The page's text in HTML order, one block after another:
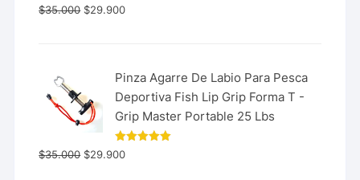
Valorado
con
$35.000 $29.900
Pinza Agarre De Labio Para Pesca
Deportiva Fish Lip Grip Forma T -
Grip Master Portable 25 Lbs
Valorado
con
$35.000 $29.900